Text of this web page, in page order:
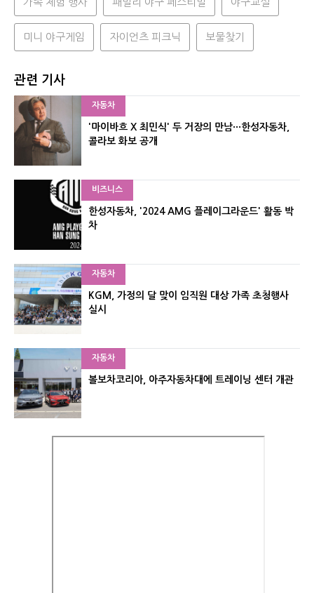
미니 야구게임 자이언츠 피크닉 보물찾기
관련 기사
자동차
'마이바흐 X 최민식' 두 거장의 만남···한성자동차,
콜라보 화보 공개
비즈니스
한성자동차, '2024 AMG 플레이그라운드' 활동 박
차
자동차
KGM, 가정의 달 맞이 임직원 대상 가족 초청행사
실시
자동차
볼보차코리아, 아주자동차대에 트레이닝 센터 개관